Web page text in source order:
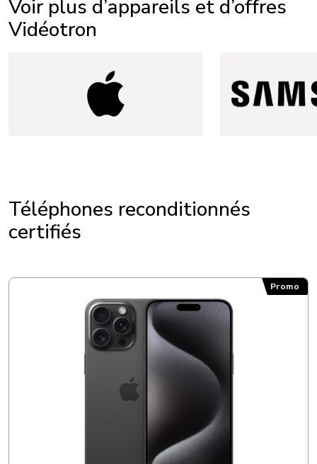
Voir plus d’appareils et d’offres
Vidéotron
Téléphones reconditionnés
certifiés
Promo